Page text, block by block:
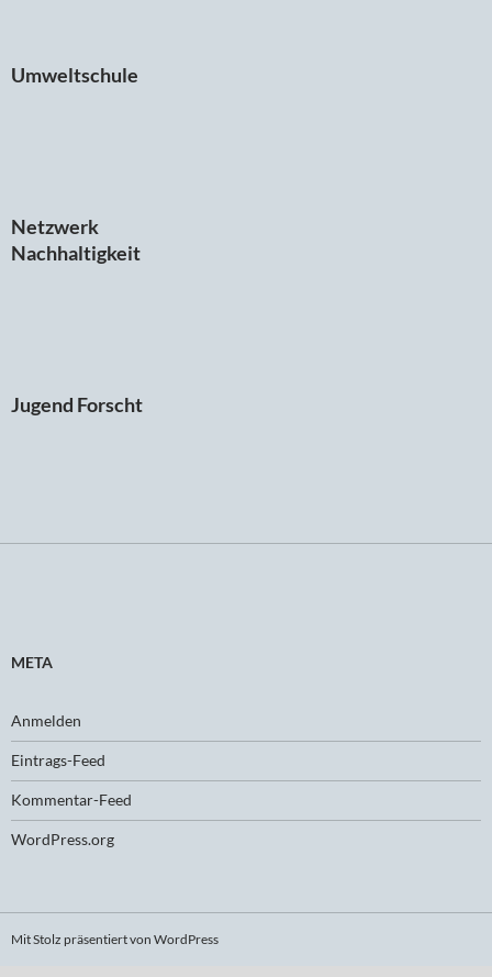
Umweltschule
Netzwerk
Nachhaltigkeit
Jugend Forscht
META
Anmelden
Eintrags-Feed
Kommentar-Feed
WordPress.org
Mit Stolz präsentiert von WordPress